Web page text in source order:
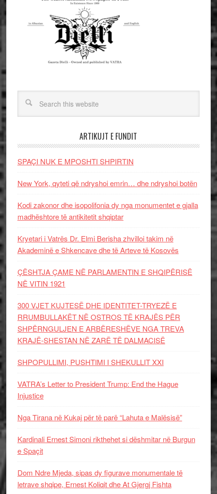
ARTIKUJT E FUNDIT
SPAÇI NUK E MPOSHTI SHPIRTIN
New York, qyteti që ndryshoi emrin… dhe ndryshoi botën
Kodi zakonor dhe isopolifonia dy nga monumentet e gjalla
madhështore të antikitetit shqiptar
Kryetari i Vatrës Dr. Elmi Berisha zhvilloi takim në
Akademinë e Shkencave dhe të Arteve të Kosovës
ÇËSHTJA ÇAME NË PARLAMENTIN E SHQIPËRISË
NË VITIN 1921
300 VJET KUJTESË DHE IDENTITET-TRYEZË E
RRUMBULLAKËT NË OSTROS TË KRAJËS PËR
SHPËRNGULJEN E ARBËRESHËVE NGA TREVA
KRAJË-SHESTAN NË ZARË TË DALMACISË
SHPOPULLIMI, PUSHTIMI I SHEKULLIT XXI
VATRA’s Letter to President Trump: End the Hague
Injustice
Nga Tirana në Kukaj për të parë “Lahuta e Malësisë”
Kardinali Ernest Simoni rikthehet si dëshmitar në Burgun
e Spaçit
Dom Ndre Mjeda, sipas dy figurave monumentale të
letrave shqipe, Ernest Koliqit dhe At Gjergj Fishta